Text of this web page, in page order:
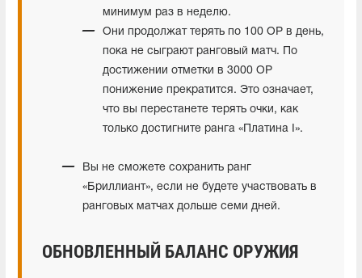
минимум раз в неделю.
Они продолжат терять по 100 ОР в день,
пока не сыграют ранговый матч. По
достижении отметки в 3000 ОР
понижение прекратится. Это означает,
что вы перестанете терять очки, как
только достигните ранга «Платина I».
Вы не сможете сохранить ранг
«Бриллиант», если не будете участвовать в
ранговых матчах дольше семи дней.
ОБНОВЛЕННЫЙ БАЛАНС ОРУЖИЯ